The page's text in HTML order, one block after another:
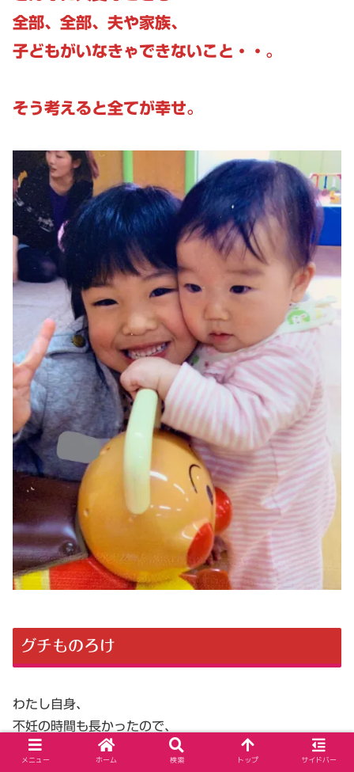
全部、全部、夫や家族、
子どもがいなきゃできないこと・・。
そう考えると全てが幸せ。
グチものろけ
わたし自身、
不妊の時間も長かったので、
不妊治療をした人の気持ちもわかります。
メニュー ホーム 検索 トップ サイドバー